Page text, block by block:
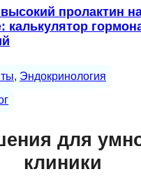
пролактин
калькулятор
, Эндокринология
для
клиники